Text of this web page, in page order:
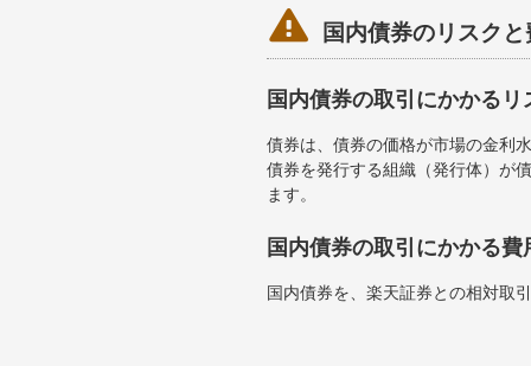
 国内債券のリスク
国内債券の取引にかかるリ
債券は、債券の価格が市場の金利
債券を発行する組織（発行体）が
ます。
国内債券の取引にかかる費
国内債券を、楽天証券との相対取